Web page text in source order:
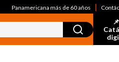
Panamericana más de 60 años